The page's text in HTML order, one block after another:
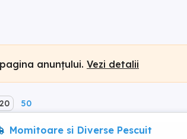
anunțului. Vezi detalii
20 50
Momitoare si Diverse Pescuit